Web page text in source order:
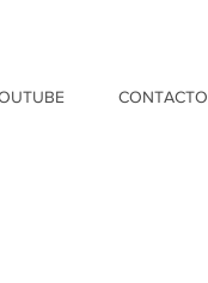
CONTACTO